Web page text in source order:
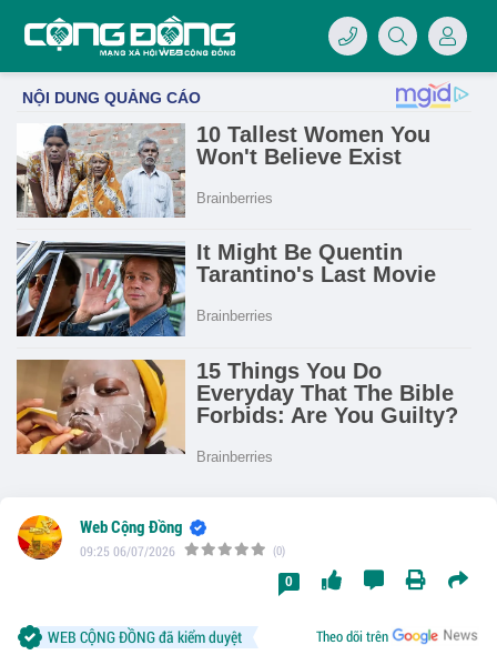
Web Cộng Đồng
09:25 06/07/2026 (0)
0
Theo dõi trên
WEB CỘNG ĐỒNG đã kiểm duyệt
07/LOGO-